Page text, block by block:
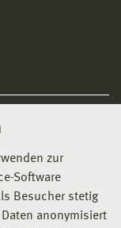
zur
Software
Besucher stetig
anonymisiert